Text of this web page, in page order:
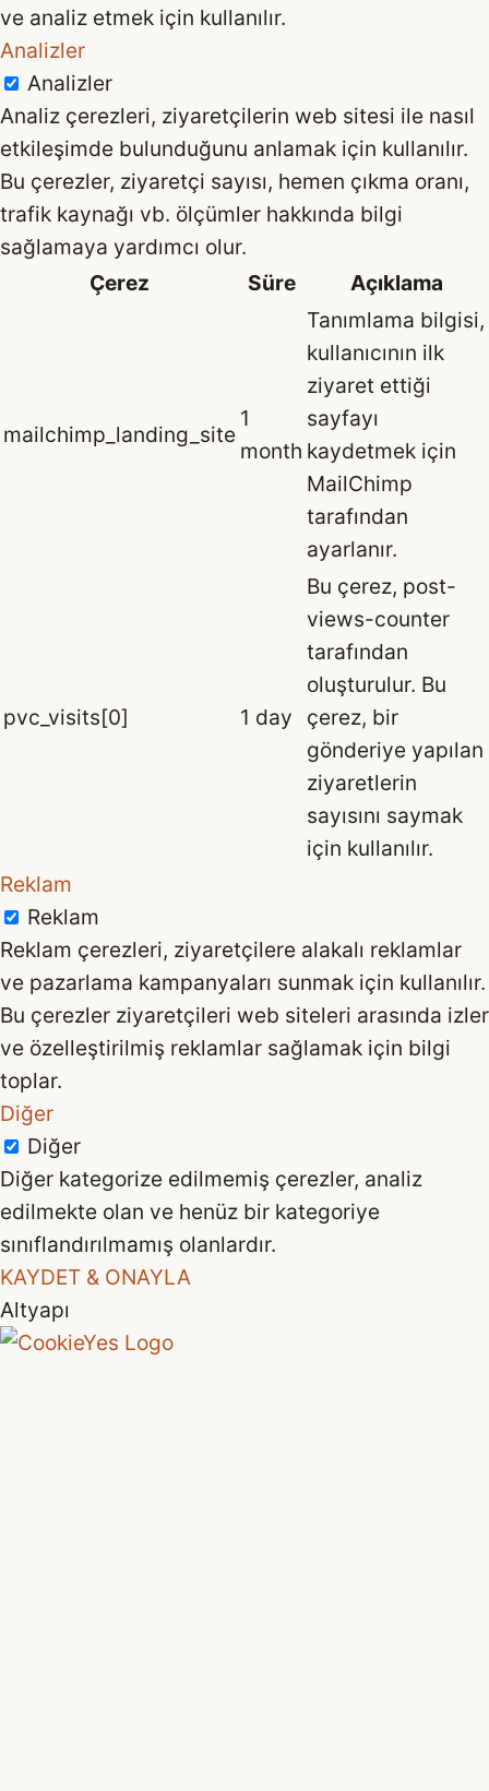
ve analiz etmek için kullanılır.
Analizler
Analizler
Analiz çerezleri, ziyaretçilerin web sitesi ile nasıl
etkileşimde bulunduğunu anlamak için kullanılır.
Bu çerezler, ziyaretçi sayısı, hemen çıkma oranı,
trafik kaynağı vb. ölçümler hakkında bilgi
sağlamaya yardımcı olur.
Çerez
Süre Açıklama
mailchimp_landing_site
1
month
Tanımlama bilgisi,
kullanıcının ilk
ziyaret ettiği
sayfayı
kaydetmek için
MailChimp
tarafından
ayarlanır.
pvc_visits[0] 1 day
Bu çerez, post-
views-counter
tarafından
oluşturulur. Bu
çerez, bir
gönderiye yapılan
ziyaretlerin
sayısını saymak
için kullanılır.
Reklam
Reklam
Reklam çerezleri, ziyaretçilere alakalı reklamlar
ve pazarlama kampanyaları sunmak için kullanılır.
Bu çerezler ziyaretçileri web siteleri arasında izler
ve özelleştirilmiş reklamlar sağlamak için bilgi
toplar.
Diğer
Diğer
Diğer kategorize edilmemiş çerezler, analiz
edilmekte olan ve henüz bir kategoriye
sınıflandırılmamış olanlardır.
KAYDET & ONAYLA
Altyapı